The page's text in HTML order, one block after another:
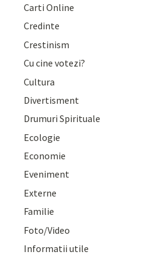
Carti Online
Credinte
Crestinism
Cu cine votezi?
Cultura
Divertisment
Drumuri Spirituale
Ecologie
Economie
Eveniment
Externe
Familie
Foto/Video
Informatii utile